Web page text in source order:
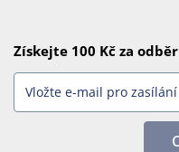
Získejte 100 Kč za